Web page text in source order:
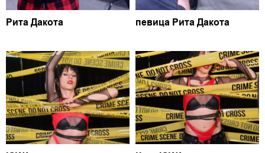
Рита Дакота певица Рита Дакота